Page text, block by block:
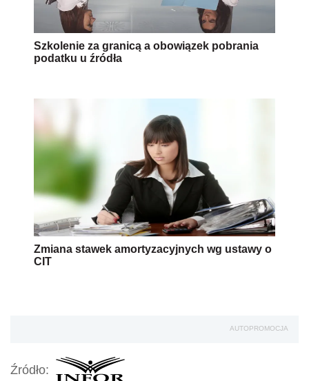
Szkolenie za granicą a obowiązek pobrania
podatku u źródła
Zmiana stawek amortyzacyjnych wg ustawy o
CIT
AUTOPROMOCJA
Źródło: